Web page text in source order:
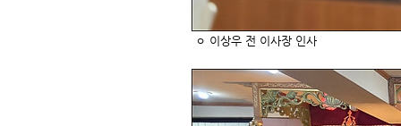
ㅇ 이상우 전 이사장 인사